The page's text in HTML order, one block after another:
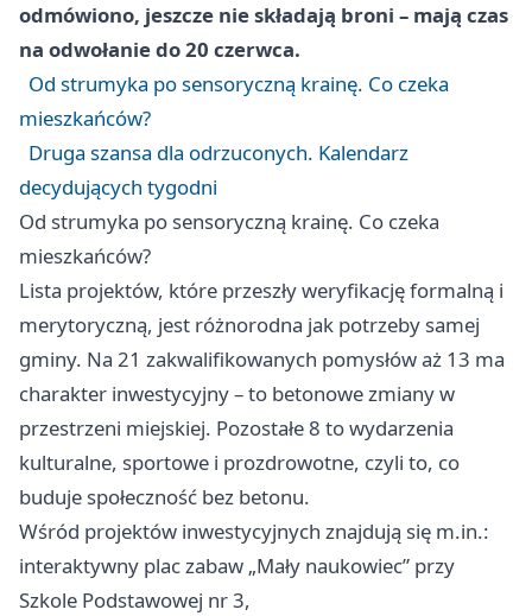
odmówiono, jeszcze nie składają broni – mają czas
na odwołanie do 20 czerwca.
Od strumyka po sensoryczną krainę. Co czeka
mieszkańców?
Druga szansa dla odrzuconych. Kalendarz
decydujących tygodni
Od strumyka po sensoryczną krainę. Co czeka
mieszkańców?
Lista projektów, które przeszły weryfikację formalną i
merytoryczną, jest różnorodna jak potrzeby samej
gminy. Na 21 zakwalifikowanych pomysłów aż 13 ma
charakter inwestycyjny – to betonowe zmiany w
przestrzeni miejskiej. Pozostałe 8 to wydarzenia
kulturalne, sportowe i prozdrowotne, czyli to, co
buduje społeczność bez betonu.
Wśród projektów inwestycyjnych znajdują się m.in.:
interaktywny plac zabaw „Mały naukowiec” przy
Szkole Podstawowej nr 3,